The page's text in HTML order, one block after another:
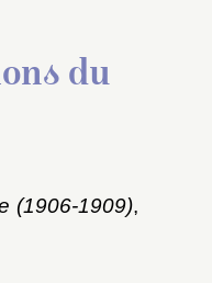
du
(1906-1909),